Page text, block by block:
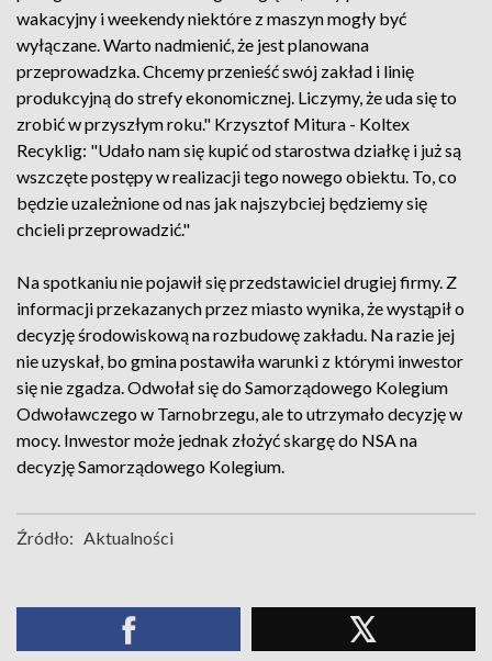
wakacyjny i weekendy niektóre z maszyn mogły być
wyłączane. Warto nadmienić, że jest planowana
przeprowadzka. Chcemy przenieść swój zakład i linię
produkcyjną do strefy ekonomicznej. Liczymy, że uda się to
zrobić w przyszłym roku." Krzysztof Mitura - Koltex
Recyklig: "Udało nam się kupić od starostwa działkę i już są
wszczęte postępy w realizacji tego nowego obiektu. To, co
będzie uzależnione od nas jak najszybciej będziemy się
chcieli przeprowadzić."
Na spotkaniu nie pojawił się przedstawiciel drugiej firmy. Z
informacji przekazanych przez miasto wynika, że wystąpił o
decyzję środowiskową na rozbudowę zakładu. Na razie jej
nie uzyskał, bo gmina postawiła warunki z którymi inwestor
się nie zgadza. Odwołał się do Samorządowego Kolegium
Odwoławczego w Tarnobrzegu, ale to utrzymało decyzję w
mocy. Inwestor może jednak złożyć skargę do NSA na
decyzję Samorządowego Kolegium.
Źródło: Aktualności